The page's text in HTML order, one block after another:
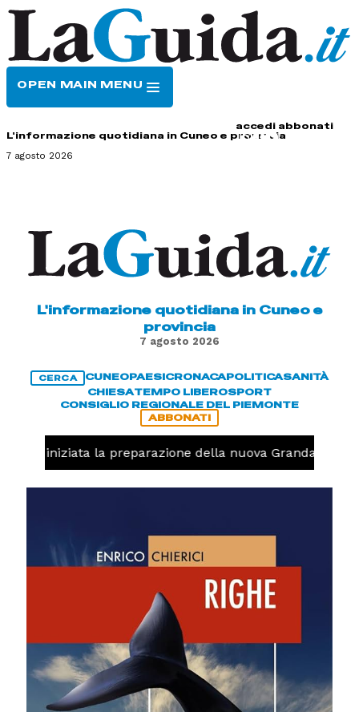
OPEN MAIN MENU
accedi abbonati
L'informazione quotidiana in Cuneo e provincia
7 agosto 2026
L'informazione quotidiana in Cuneo e
provincia
7 agosto 2026
CERCA CUNEOPAESICRONACAPOLITICASANITÀ
CHIESATEMPO LIBEROSPORT
CONSIGLIO REGIONALE DEL PIEMONTE
ABBONATI
iniziata la preparazione della nuova Granda Volley